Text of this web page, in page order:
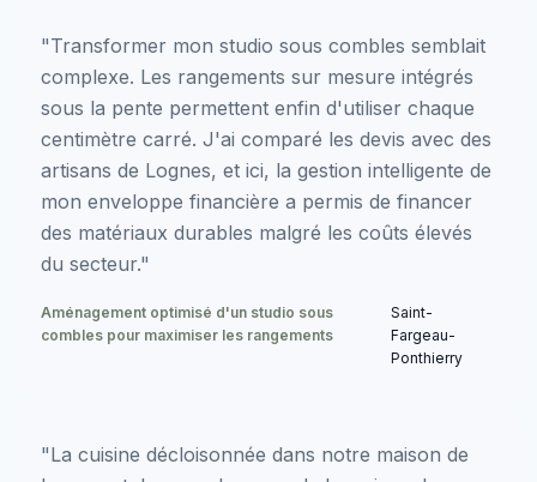
"Transformer mon studio sous combles semblait
complexe. Les rangements sur mesure intégrés
sous la pente permettent enfin d'utiliser chaque
centimètre carré. J'ai comparé les devis avec des
artisans de Lognes, et ici, la gestion intelligente de
mon enveloppe financière a permis de financer
des matériaux durables malgré les coûts élevés
du secteur."
Aménagement optimisé d'un studio sous
combles pour maximiser les rangements
Saint-
Fargeau-
Ponthierry
"La cuisine décloisonnée dans notre maison de